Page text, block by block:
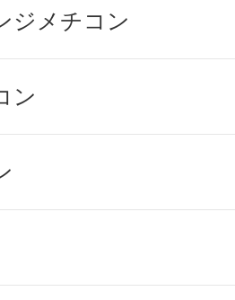
ジメチコン
ン